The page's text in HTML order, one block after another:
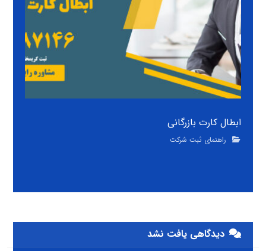
ابطال کارت بازرگانی
راهنمای ثبت شرکت
دیدگاهی یافت نشد